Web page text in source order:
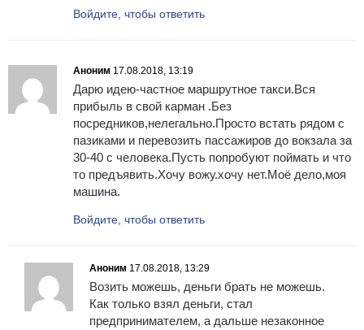
Войдите, чтобы ответить
Аноним 17.08.2018, 13:19
Дарю идею-частное маршрутное такси.Вся
прибыль в свой карман .Без
посредников,нелегально.Просто встать рядом с
пазиками и перевозить пассажиров до вокзала за
30-40 с человека.Пусть попробуют поймать и что
то предъявить.Хочу вожу.хочу нет.Моё дело,моя
машина.
Войдите, чтобы ответить
Аноним 17.08.2018, 13:29
Возить можешь, деньги брать не можешь.
Как только взял деньги, стал
предпринимателем, а дальше незаконное